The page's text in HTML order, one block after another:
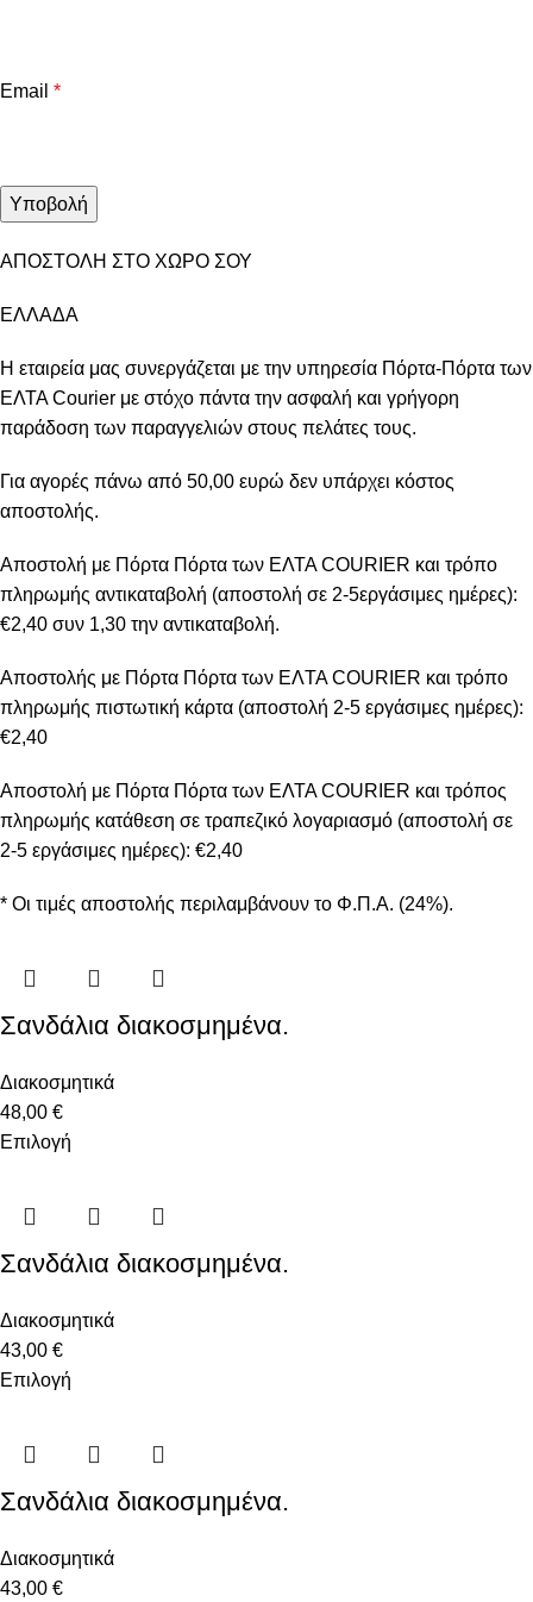
Email *
ΑΠΟΣΤΟΛΗ ΣΤΟ ΧΩΡΟ ΣΟΥ
ΕΛΛΑΔΑ
Η εταιρεία μας συνεργάζεται με την υπηρεσία Πόρτα-Πόρτα των
ΕΛΤΑ Courier με στόχο πάντα την ασφαλή και γρήγορη
παράδοση των παραγγελιών στους πελάτες τους.
Για αγορές πάνω από 50,00 ευρώ δεν υπάρχει κόστος
αποστολής.
Αποστολή με Πόρτα Πόρτα των ΕΛΤΑ COURIER και τρόπο
πληρωμής αντικαταβολή (αποστολή σε 2-5εργάσιμες ημέρες):
€2,40 συν 1,30 την αντικαταβολή.
Αποστολής με Πόρτα Πόρτα των ΕΛTA COURIER και τρόπο
πληρωμής πιστωτική κάρτα (αποστολή 2-5 εργάσιμες ημέρες):
€2,40
Αποστολή με Πόρτα Πόρτα των ΕΛΤΑ COURIER και τρόπος
πληρωμής κατάθεση σε τραπεζικό λογαριασμό (αποστολή σε
2-5 εργάσιμες ημέρες): €2,40
* Οι τιμές αποστολής περιλαμβάνουν το Φ.Π.Α. (24%).
Σανδάλια διακοσμημένα.
Διακοσμητικά
48,00 €
Επιλογή
Σανδάλια διακοσμημένα.
Διακοσμητικά
43,00 €
Επιλογή
Σανδάλια διακοσμημένα.
Διακοσμητικά
43,00 €